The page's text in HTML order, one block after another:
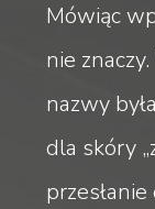
Mówiąc
nie
nazwy
dla skóry